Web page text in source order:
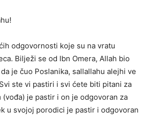
odgovornosti koje su na vratu
Bilježi se od Ibn Omera, Allah bio
je čuo Poslanika, sallallahu alejhi ve
ste vi pastiri i svi ćete biti pitani za
(vođa) je pastir i on je odgovoran za
u svojoj porodici je pastir i odgovoran